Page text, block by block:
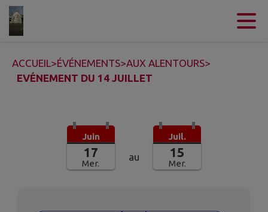
ACCUEIL>ÉVÉNEMENTS>AUX ALENTOURS>
EVÉNEMENT DU 14 JUILLET
Juin
17
Mer.
au
Juil.
15
Mer.